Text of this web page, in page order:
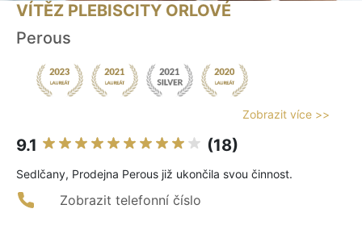
VÍTĚZ PLEBISCITY ORLOVÉ
Perous
Zobrazit více >>
9.1 (18)
Sedlčany, Prodejna Perous již ukončila svou činnost.
Zobrazit telefonní číslo